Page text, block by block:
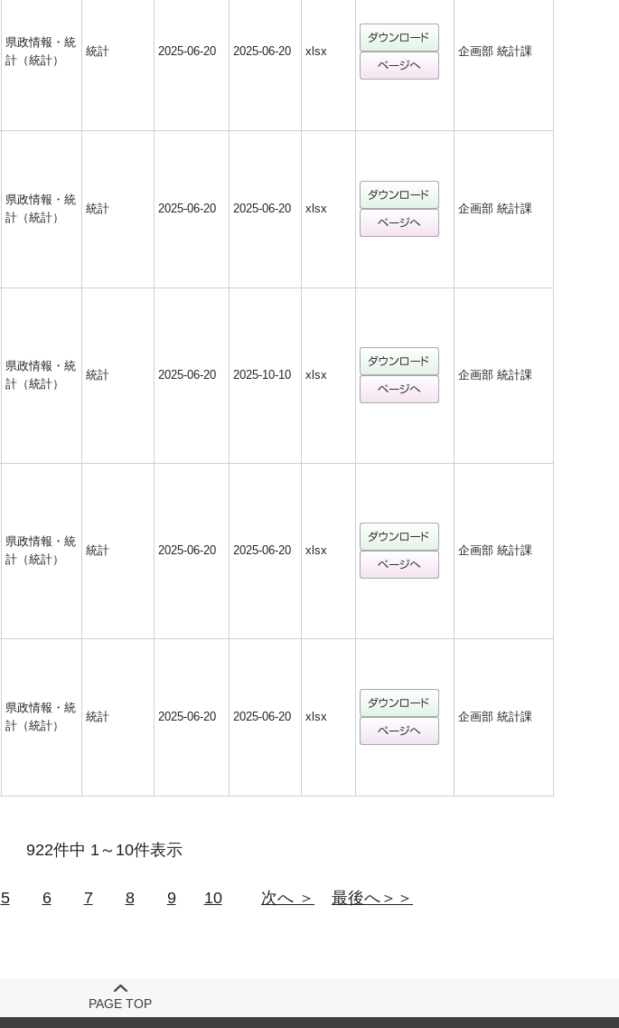
県政情報・統
計（統計）
統計 2025-06-20 2025-06-20 xlsx 企画部 統計課
県政情報・統
計（統計）
統計 2025-06-20 2025-06-20 xlsx 企画部 統計課
県政情報・統
計（統計）
統計 2025-06-20 2025-10-10 xlsx 企画部 統計課
県政情報・統
計（統計）
統計 2025-06-20 2025-06-20 xlsx 企画部 統計課
県政情報・統
計（統計）
統計 2025-06-20 2025-06-20 xlsx 企画部 統計課
922件中 1～10件表示
5 6 7 8 9 10 次へ ＞ 最後へ＞＞
PAGE TOP